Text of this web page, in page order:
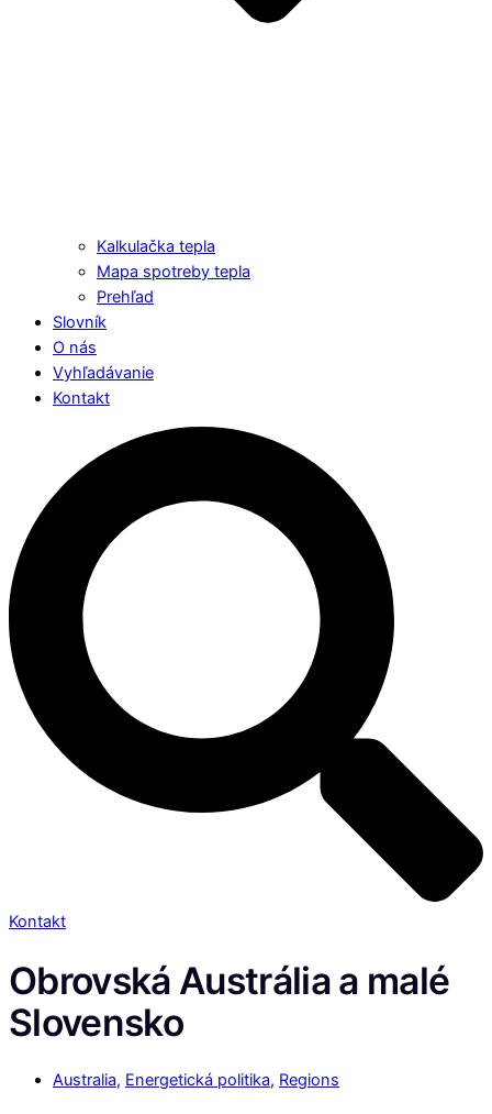
Kalkulačka tepla
Mapa spotreby tepla
Prehľad
Slovník
O nás
Vyhľadávanie
Kontakt
Kontakt
Obrovská Austrália a malé
Slovensko
Australia, Energetická politika, Regions